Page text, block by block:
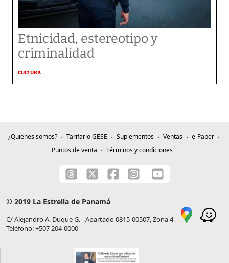
Etnicidad, estereotipo y
criminalidad
CULTURA
¿Quiénes somos? Tarifario GESE Suplementos Ventas
e-Paper
Puntos de venta
Términos y condiciones
© 2019 La Estrella de Panamá
C/ Alejandro A. Duque G. - Apartado 0815-00507, Zona 4
Teléfono: +507 204-0000